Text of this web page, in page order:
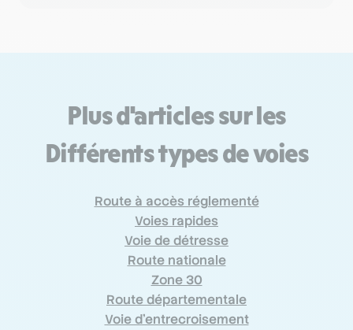
Plus d'articles sur les
Différents types de voies
Route à accès réglementé
Voies rapides
Voie de détresse
Route nationale
Zone 30
Route départementale
Voie d’entrecroisement